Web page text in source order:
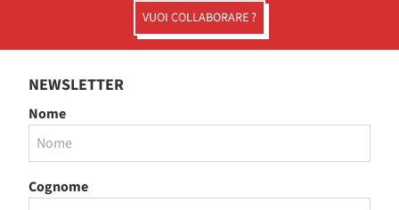
VUOI COLLABORARE ?
NEWSLETTER
Nome
Cognome